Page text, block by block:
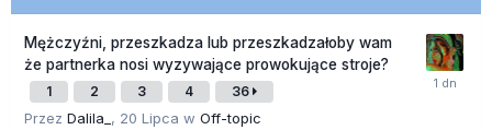
Mężczyźni, przeszkadza lub przeszkadzałoby wam
że partnerka nosi wyzywające prowokujące stroje?
1 2 3 4 36
Przez Dalila_ , 20 Lipca w Off-topic